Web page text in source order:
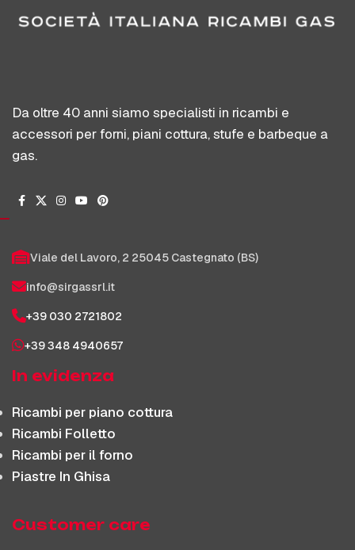
Da oltre 40 anni siamo specialisti in ricambi e
accessori per forni, piani cottura, stufe e barbeque a
gas.
Viale del Lavoro, 2 25045 Castegnato (BS)
info@sirgassrl.it
+39 030 2721802
+39 348 4940657
In evidenza
Ricambi per piano cottura
Ricambi Folletto
Ricambi per il forno
Piastre In Ghisa
Customer care